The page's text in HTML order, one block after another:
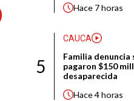
Hace 7 horas
5
CAUCA
Familia
pagaron $150
desaparecida
Hace4 horas